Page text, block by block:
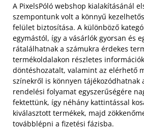
A PixelsPóló webshop kialakításánál
szempontunk volt a könnyű
felület biztosítása. A különböző
egymástól, így a vásárlók gyorsan és
rátalálhatnak a számukra érdekes
termékoldalakon részletes
döntéshozatalt, valamint az elérhető
színekről is könnyen tájékozódhatnak
rendelési folyamat egyszerűségére
fektettünk, így néhány kattintással
kiválasztott termékek, majd
továbblépni a fizetési fázisba.